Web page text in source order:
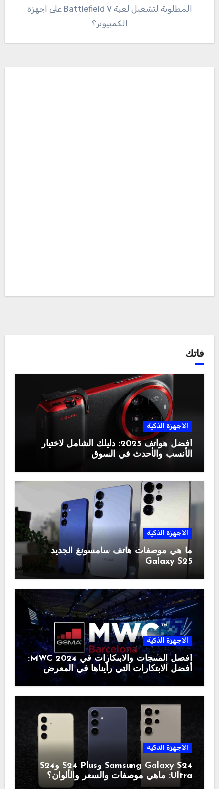
المطلوبة لتشغيل لعبة Battlefield V على اجهزة
الكمبيوتر؟
فاتك
الاجهزة الذكية
أفضل هواتف 2025: دليلك الشامل لاختيار
الأنسب والأحدث في السوق
الاجهزة الذكية
ما هي موصفات هاتف سامسونغ الجديد
Galaxy S25
الاجهزة الذكية
أفضل المنتجات والابتكارات في MWC 2024:
أفضل الابتكارات التي رأيناها في المعرض
الاجهزة الذكية
Samsung Galaxy S24 وS24 Plus وS24
Ultra: ماهي موصفات والسعر والألوان؟